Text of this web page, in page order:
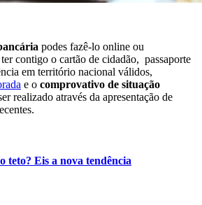
podes fazê-lo online ou
contigo o cartão de cidadão, passaporte
em território nacional válidos,
e o comprovativo de situação
realizado através da apresentação de
teto? Eis a nova tendência